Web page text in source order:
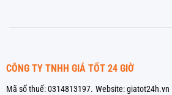
CÔNG TY TNHH GIÁ TỐT 24 GIỜ
Mã số thuế: 0314813197. Website: giatot24h.vn